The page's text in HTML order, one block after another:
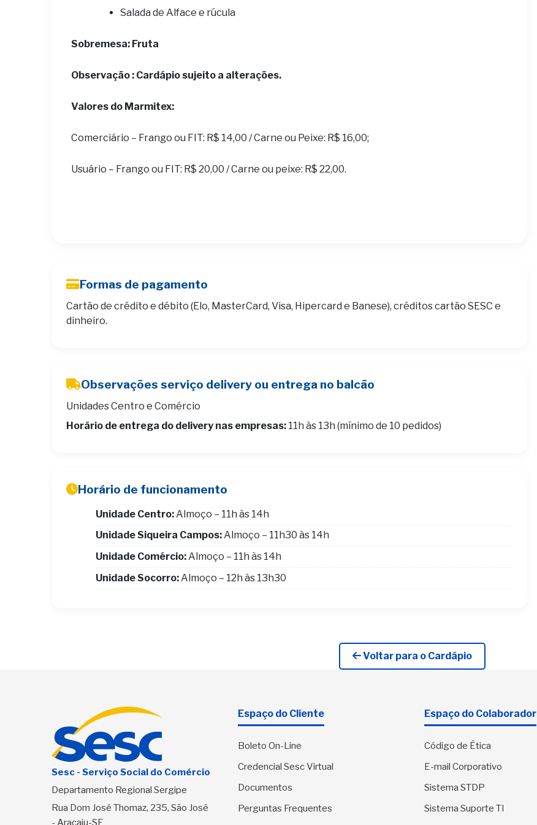
Salada de Alface e rúcula
Sobremesa: Fruta
Observação : Cardápio sujeito a alterações.
Valores do Marmitex:
Comerciário – Frango ou FIT: R$ 14,00 / Carne ou Peixe: R$ 16,00;
Usuário – Frango ou FIT: R$ 20,00 / Carne ou peixe: R$ 22,00.
Formas de pagamento
Cartão de crédito e débito (Elo, MasterCard, Visa, Hipercard e Banese), créditos cartão SESC e
dinheiro.
Observações serviço delivery ou entrega no balcão
Unidades Centro e Comércio
Horário de entrega do delivery nas empresas: 11h às 13h (mínimo de 10 pedidos)
Horário de funcionamento
Unidade Centro: Almoço – 11h às 14h
Unidade Siqueira Campos:Almoço – 11h30 às 14h
Unidade Comércio:Almoço – 11h às 14h
Unidade Socorro: Almoço – 12h às 13h30
Voltar para o Cardápio
Sesc - Serviço Social do Comércio
Departamento Regional Sergipe
Rua Dom José Thomaz, 235, São José
Espaço do Cliente
Boleto On-Line
Credencial Sesc Virtual
Documentos
Perguntas Frequentes
Espaço do Colaborador
Código de Ética
E-mail Corporativo
Sistema STDP
Sistema Suporte TI